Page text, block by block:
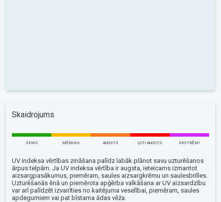
Skaidrojums
ZEMS MĒRENS AUGSTS ĻOTI AUGSTS EKSTRĒMI
UV indeksa vērtības zināšana palīdz labāk plānot savu uzturēšanos
ārpus telpām. Ja UV indeksa vērtība ir augsta, ieteicams izmantot
aizsargpasākumus, piemēram, saules aizsargkrēmu un saulesbrilles.
Uzturēšanās ēnā un piemērota apģērba valkāšana ar UV aizsardzību
var arī palīdzēt izvairīties no kaitējuma veselībai, piemēram, saules
apdegumiem vai pat bīstama ādas vēža.